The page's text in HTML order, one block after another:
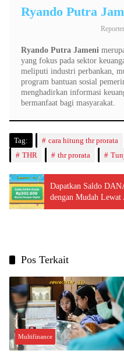
Ryando Putra
Reporter
Ryando Putra Jameni
yang fokus pada sektor
meliputi industri perbankan,
program bantuan sosial
menghadirkan informasi
bermanfaat bagi masyarakat.
Tag: cara hitung thr prorata
THR
thr prorata
Dapatkan Saldo
dengan Mudah
Uang!
Pos Terkait
Multifinance